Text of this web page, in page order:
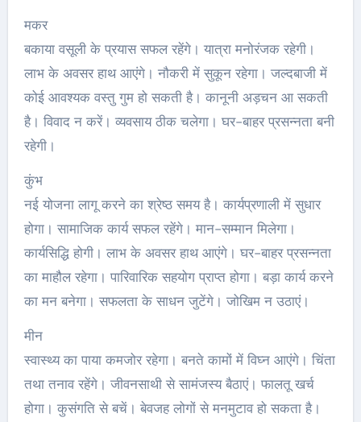
मकर
बकाया वसूली के प्रयास सफल रहेंगे। यात्रा मनोरंजक रहेगी।
लाभ के अवसर हाथ आएंगे। नौकरी में सुकून रहेगा। जल्दबाजी में
कोई आवश्यक वस्तु गुम हो सकती है। कानूनी अड़चन आ सकती
है। विवाद न करें। व्यवसाय ठीक चलेगा। घर-बाहर प्रसन्नता बनी
रहेगी।
कुंभ
नई योजना लागू करने का श्रेष्ठ समय है। कार्यप्रणाली में सुधार
होगा। सामाजिक कार्य सफल रहेंगे। मान-सम्मान मिलेगा।
कार्यसिद्धि होगी। लाभ के अवसर हाथ आएंगे। घर-बाहर प्रसन्नता
का माहौल रहेगा। पारिवारिक सहयोग प्राप्त होगा। बड़ा कार्य करने
का मन बनेगा। सफलता के साधन जुटेंगे। जोखिम न उठाएं।
मीन
स्वास्थ्य का पाया कमजोर रहेगा। बनते कामों में विघ्न आएंगे। चिंता
तथा तनाव रहेंगे। जीवनसाथी से सामंजस्य बैठाएं। फालतू खर्च
होगा। कुसंगति से बचें। बेवजह लोगों से मनमुटाव हो सकता है।